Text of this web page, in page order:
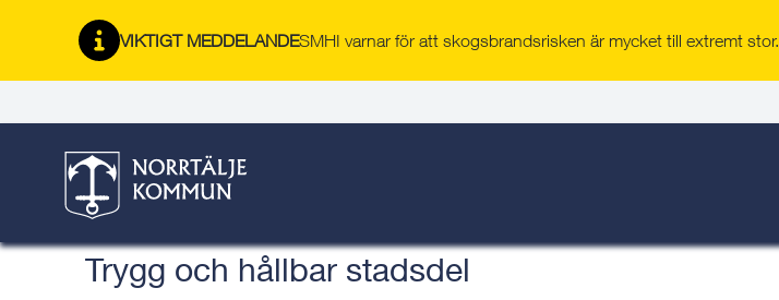
VIKTIGT MEDDELANDESMHI varnar för att skogsbrandsrisken är mycket till extremt stor.
Norrtälje stad växer
Trygg och hållbar stadsdel
Trygg och hållbar stadsdel